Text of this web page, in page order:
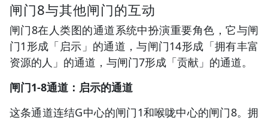
闸门8与其他闸门的互动
闸门8在人类图的通道系统中扮演重要角色，它与闸
门1形成「启示」的通道，与闸门14形成「拥有丰富
资源的人」的通道，与闸门7形成「贡献」的通道。
闸门1-8通道：启示的通道
这条通道连结G中心的闸门1和喉咙中心的闸门8。拥